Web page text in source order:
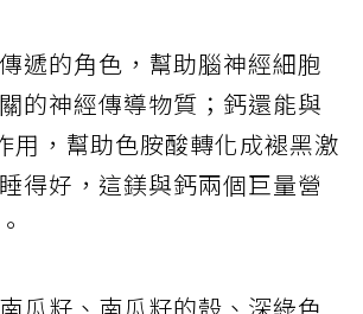
遞的角色，幫助腦神經細胞
的神經傳導物質；鈣還能與
用，幫助色胺酸轉化成褪黑激
得好，這鎂與鈣兩個巨量營